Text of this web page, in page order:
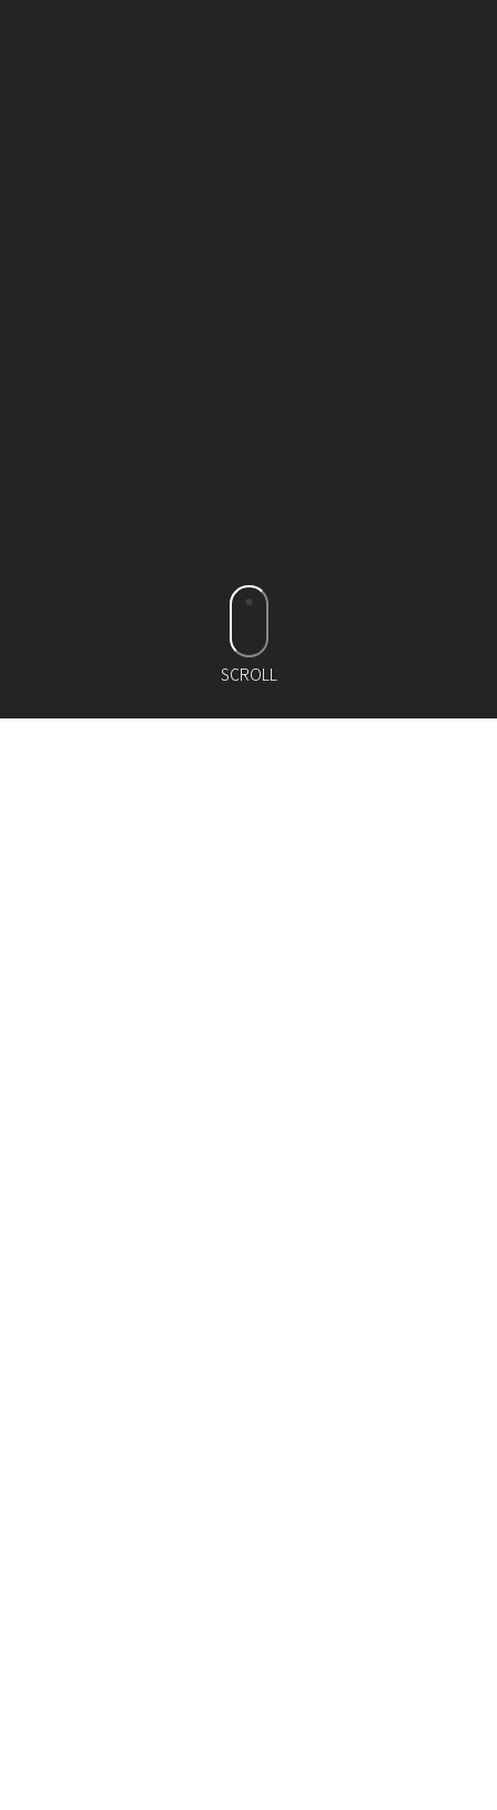
SCROLL